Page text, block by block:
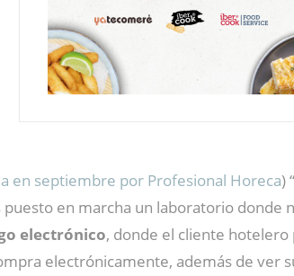
en septiembre por Profesional Horeca)
puesto en marcha un laboratorio donde
electrónico, donde el cliente
electrónicamente, además de ver